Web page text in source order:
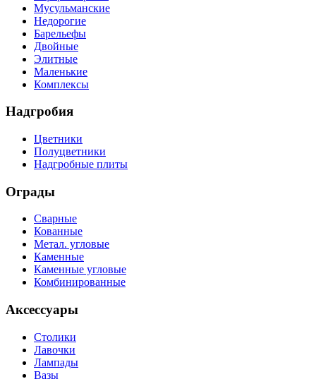
Мусульманские
Недорогие
Барельефы
Двойные
Элитные
Маленькие
Комплексы
Надгробия
Цветники
Полуцветники
Надгробные плиты
Ограды
Сварные
Кованные
Метал. угловые
Каменные
Каменные угловые
Комбинированные
Аксессуары
Столики
Лавочки
Лампады
Вазы